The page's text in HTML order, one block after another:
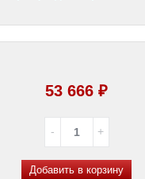
53 666 ₽
Добавить в корзину